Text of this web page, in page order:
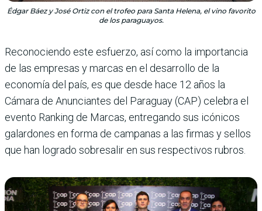
Édgar Báez y José Ortiz con el trofeo para Santa Helena, el vino favorito
de los paraguayos.
Reconociendo este esfuerzo, así como la importancia
de las empresas y marcas en el desarrollo de la
economía del país, es que desde hace 12 años la
Cámara de Anun­ciantes del Paraguay (CAP) celebra el
evento Ranking de Marcas, entregando sus icó­nicos
galardones en forma de campanas a las firmas y sellos
que han logrado sobresalir en sus respec­tivos rubros.